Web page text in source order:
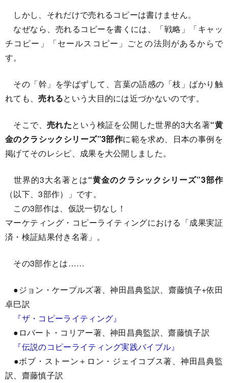
しかし、それだけで売れるコピーは書けません。
なぜなら、売れるコピーを書くには、「戦略」「キャッ
チコピー」「セールスコピー」ごとの法則があるからで
す。
その「幹」を学ばずして、言葉の語感の「枝」ばかり触
れても、売れるという大目的には近づかないのです。
そこで、売れたという検証を公開した世界的3大名著“黄
金のクラシックシリーズ”3部作に範を求め、日本の事例を
掲げてそのレシピ、成果を大公開しました。
世界的3大名著とは“黄金のクラシックシリーズ”3部作
（以下、3部作）」です。
この3部作は、仮説一切なし！
マーケティング・コピーライティングにおける「成果実証
済・検証結果付き名著」。
その3部作とは……
●ジョン・ケープルズ著、神田昌典監訳、齋藤慎子+依田
卓巳訳
『ザ・コピーライティング』
●ロバート・コリアー著、神田昌典監訳、齋藤慎子訳
『伝説のコピーライティング実践バイブル』
●ボブ・ストーン＋ロン・ジェイコブス著、神田昌典監
訳、齋藤慎子訳